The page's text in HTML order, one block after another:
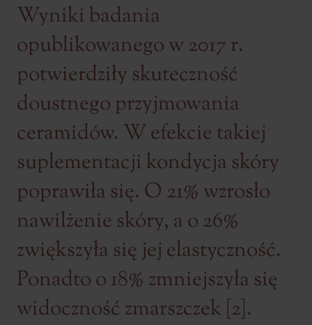
Wyniki badania
opublikowanego w 2017 r.
potwierdziły skuteczność
doustnego przyjmowania
ceramidów. W efekcie takiej
suplementacji kondycja skóry
poprawiła się. O 21% wzrosło
nawilżenie skóry, a o 26%
zwiększyła się jej elastyczność.
Ponadto o 18% zmniejszyła się
widoczność zmarszczek [2].